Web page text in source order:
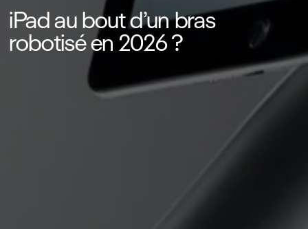
iPad au bout d’un bras
robotisé en 2026 ?